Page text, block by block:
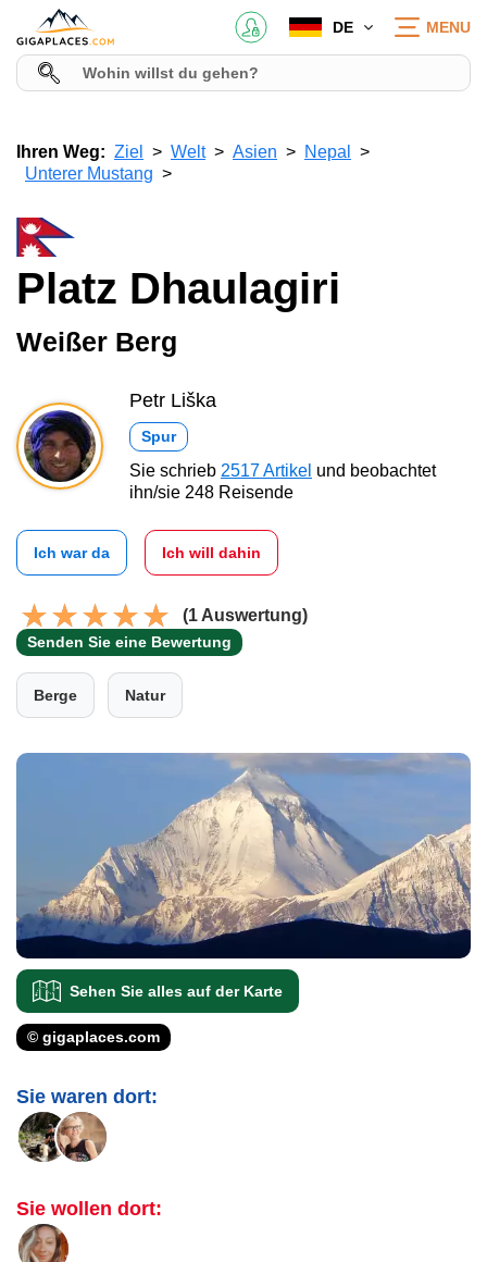
DE MENU
Ihren Weg: Ziel Welt Asien
Nepal
Unterer Mustang
Platz Dhaulagiri
Weißer Berg
Petr Liška
Spur
Sie schrieb 2517 Artikel und beobachtet
ihn/sie 248 Reisende
Ich war da Ich will dahin
(1 Auswertung)
Senden Sie eine Bewertung
Berge Natur
Sehen Sie alles auf der Karte
© gigaplaces.com
Sie waren dort:
Sie wollen dort: